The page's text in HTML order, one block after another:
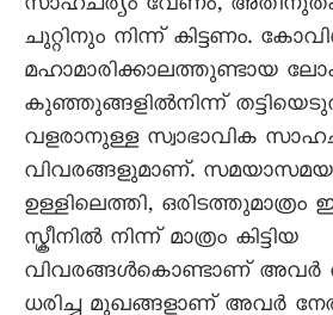
സാഹചര്യം വേണം,
ചുറ്റിനും നിന്ന് കിട്ടണം.
മഹാമാരിക്കാലത്തുണ്ടായ
കുഞ്ഞുങ്ങളിൽനിന്ന്
വളരാനുള്ള സ്വാഭാവിക
വിവരങ്ങളുമാണ്.
ഉള്ളിലെത്തി,
സ്ക്രീനിൽ നിന്ന് മാത്രം കിട്ടിയ
വിവരങ്ങൾകൊണ്ടാണ് അവർ
ധരിച്ച മുഖങ്ങളാണ് അവർ